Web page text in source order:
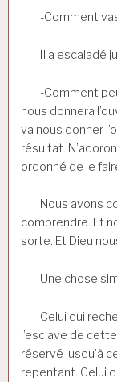
-Comment
Il a escaladé
-Comment peut
nous donnera
va nous donner
résultat.
ordonné de le
Nous avons
comprendre. Et
sorte. Et Dieu
Une chose
Celui qui
l’esclave de
réservé jusqu’à
repentant. Celui